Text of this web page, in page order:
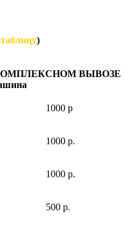
)
КОМПЛЕКСНОМ ВЫВОЗЕ
1000 р
1000 р.
1000 р.
500 р.